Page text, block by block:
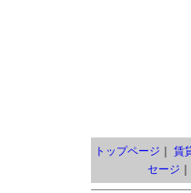
トップページ 賃
セージ